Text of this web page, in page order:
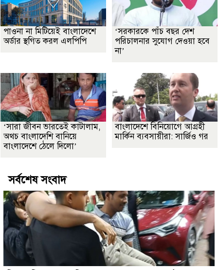
পাওনা না মিটিয়েই বাংলাদেশে
অর্ডার স্থগিত করল এলপিপি
‘সরকারকে পাঁচ বছর দেশ
পরিচালনার সুযোগ দেওয়া হবে
না’
‘সারা জীবন ভারতেই কাটালাম,
অথচ বাংলাদেশি বানিয়ে
বাংলাদেশে ঠেলে দিলো’
বাংলাদেশে বিনিয়োগে আগ্রহী
মার্কিন ব্যবসায়ীরা: সার্জিও গর
সর্বশেষ সংবাদ